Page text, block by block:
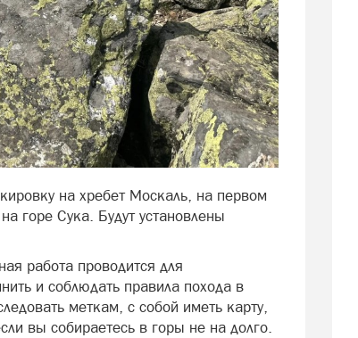
на хребет Москаль, на первом
горе Сука. Будут установлены
работа проводится для
и соблюдать правила похода в
меткам, с собой иметь карту,
вы собираетесь в горы не на долго.